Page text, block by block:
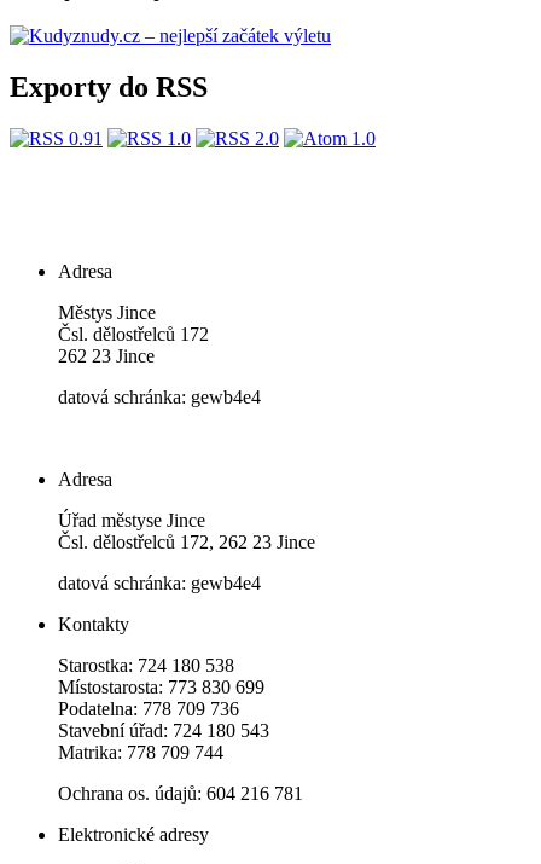
Exporty do RSS
Adresa
Městys Jince
Čsl. dělostřelců 172
262 23 Jince
datová schránka: gewb4e4
Adresa
Úřad městyse Jince
Čsl. dělostřelců 172, 262 23 Jince
datová schránka: gewb4e4
Kontakty
Starostka: 724 180 538
Místostarosta: 773 830 699
Podatelna: 778 709 736
Stavební úřad: 724 180 543
Matrika: 778 709 744
Ochrana os. údajů: 604 216 781
Elektronické adresy